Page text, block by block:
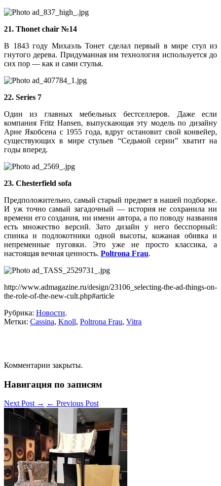
21. Thonet сhair №14
В 1843 году Михаэль Тонет сделал первый в мире стул из
гнутого дерева. Придуманная им технология используется до
сих пор — как и сами стулья.
22. Series 7
Один из главных мебельных бестселлеров. Даже если
компания Fritz Hansen, выпускающая эту мо­дель по дизайну
Арне Якобсена с 1955 года, вдруг остановит свой конвейер,
существующих в мире стульев “Седьмой серии” хватит на
годы вперед.
23. Chesterfield sofa
Предположительно, самый старый предмет в нашей подборке.
И уж точно самый загадочный — история не сохранила ни
времени его создания, ни имени автора, а по поводу названия
есть множество версий. Зато дизайн у него бесспорный:
спинка и подлокотники одной высоты, кожаная обивка и
непременные пуговки. Это уже не просто классика, а
настоящая вечная ценность. Poltrona Frau.
http://www.admagazine.ru/design/23106_selecting-the-ad-things-on-
the-role-of-the-new-cult.php#article
Рубрика: Новости.
Метки: Cassina, Knoll, Poltrona Frau, Vitra
Комментарии закрыты.
Навигация по записям
Next Post → ← Previous Post